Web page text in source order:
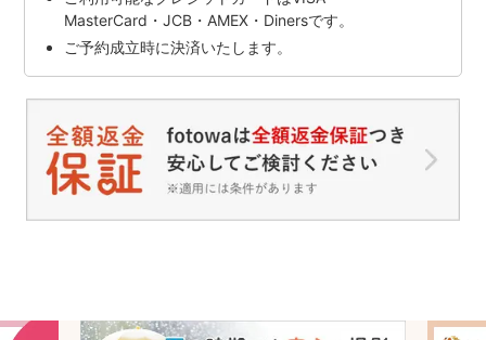
MasterCard・JCB・AMEX・Dinersです。
ご予約成立時に決済いたします。